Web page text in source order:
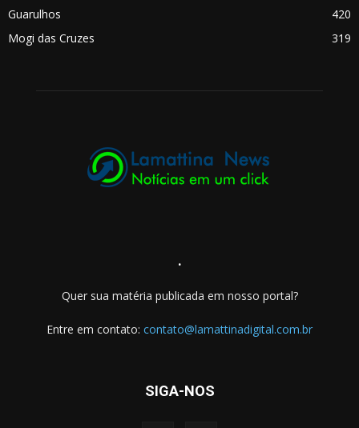
Guarulhos
420
Mogi das Cruzes
319
.
Quer sua matéria publicada em nosso portal?
Entre em contato: contato@lamattinadigital.com.br
SIGA-NOS